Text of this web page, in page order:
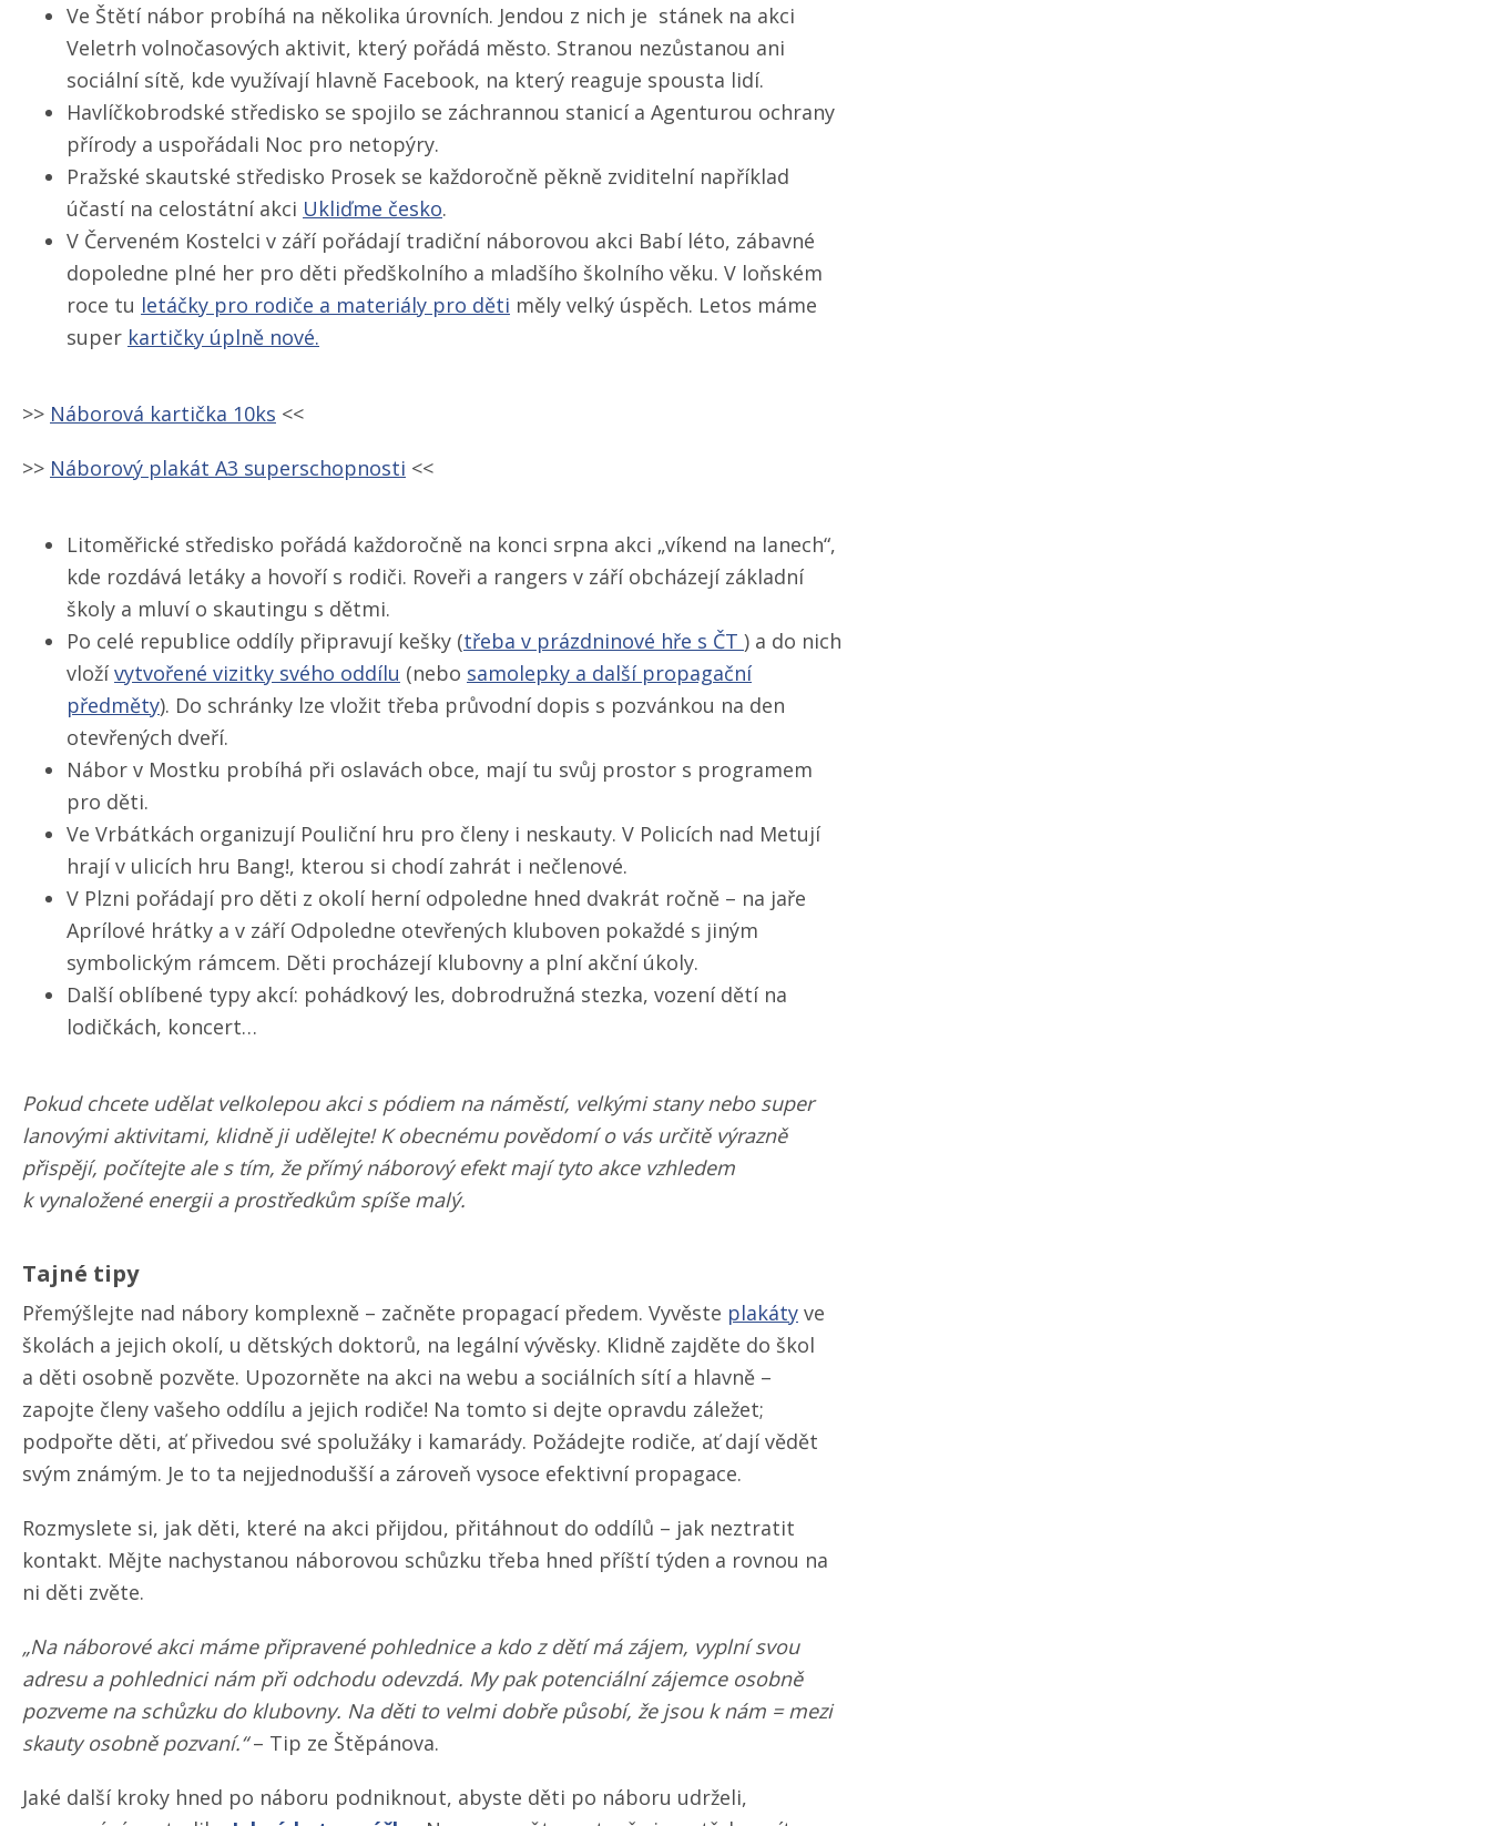
Ve Štětí nábor probíhá na několika úrovních. Jendou z nich je stánek na akci
Veletrh volnočasových aktivit, který pořádá město. Stranou nezůstanou ani
sociální sítě, kde využívají hlavně Facebook, na který reaguje spousta lidí.
Havlíčkobrodské středisko se spojilo se záchrannou stanicí a Agenturou ochrany
přírody a uspořádali Noc pro netopýry.
Pražské skautské středisko Prosek se každoročně pěkně zviditelní například
účastí na celostátní akci Ukliďme česko.
V Červeném Kostelci v září pořádají tradiční náborovou akci Babí léto, zábavné
dopoledne plné her pro děti předškolního a mladšího školního věku. V loňském
roce tu letáčky pro rodiče a materiály pro děti měly velký úspěch. Letos máme
super kartičky úplně nové.
>> Náborová kartička 10ks <<
>> Náborový plakát A3 superschopnosti <<
Litoměřické středisko pořádá každoročně na konci srpna akci „víkend na lanech“,
kde rozdává letáky a hovoří s rodiči. Roveři a rangers v září obcházejí základní
školy a mluví o skautingu s dětmi.
Po celé republice oddíly připravují kešky (třeba v prázdninové hře s ČT ) a do nich
vloží vytvořené vizitky svého oddílu (nebo samolepky a další propagační
předměty). Do schránky lze vložit třeba průvodní dopis s pozvánkou na den
otevřených dveří.
Nábor v Mostku probíhá při oslavách obce, mají tu svůj prostor s programem
pro děti.
Ve Vrbátkách organizují Pouliční hru pro členy i neskauty. V Policích nad Metují
hrají v ulicích hru Bang!, kterou si chodí zahrát i nečlenové.
V Plzni pořádají pro děti z okolí herní odpoledne hned dvakrát ročně – na jaře
Aprílové hrátky a v září Odpoledne otevřených kluboven pokaždé s jiným
symbolickým rámcem. Děti procházejí klubovny a plní akční úkoly.
Další oblíbené typy akcí: pohádkový les, dobrodružná stezka, vození dětí na
lodičkách, koncert…
Pokud chcete udělat velkolepou akci s pódiem na náměstí, velkými stany nebo super
lanovými aktivitami, klidně ji udělejte! K obecnému povědomí o vás určitě výrazně
přispějí, počítejte ale s tím, že přímý náborový efekt mají tyto akce vzhledem
k vynaložené energii a prostředkům spíše malý.
Tajné tipy
Přemýšlejte nad nábory komplexně – začněte propagací předem. Vyvěste plakáty ve
školách a jejich okolí, u dětských doktorů, na legální vývěsky. Klidně zajděte do škol
a děti osobně pozvěte. Upozorněte na akci na webu a sociálních sítí a hlavně –
zapojte členy vašeho oddílu a jejich rodiče! Na tomto si dejte opravdu záležet;
podpořte děti, ať přivedou své spolužáky i kamarády. Požádejte rodiče, ať dají vědět
svým známým. Je to ta nejjednodušší a zároveň vysoce efektivní propagace.
Rozmyslete si, jak děti, které na akci přijdou, přitáhnout do oddílů – jak neztratit
kontakt. Mějte nachystanou náborovou schůzku třeba hned příští týden a rovnou na
ni děti zvěte.
„Na náborové akci máme připravené pohlednice a kdo z dětí má zájem, vyplní svou
adresu a pohlednici nám při odchodu odevzdá. My pak potenciální zájemce osobně
pozveme na schůzku do klubovny. Na děti to velmi dobře působí, že jsou k nám = mezi
skauty osobně pozvaní.“– Tip ze Štěpánova.
Jaké další kroky hned po náboru podniknout, abyste děti po náboru udrželi,